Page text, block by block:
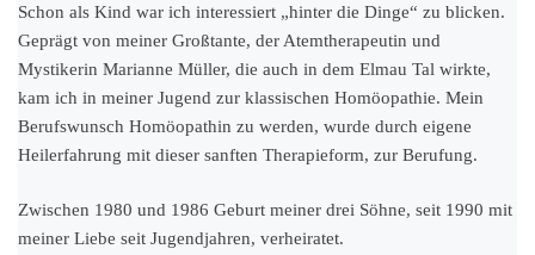
Schon als Kind war ich interessiert „hinter die Dinge“ zu blicken.
Geprägt von meiner Großtante, der Atemtherapeutin und
Mystikerin Marianne Müller, die auch in dem Elmau Tal wirkte,
kam ich in meiner Jugend zur klassischen Homöopathie. Mein
Berufswunsch Homöopathin zu werden, wurde durch eigene
Heilerfahrung mit dieser sanften Therapieform, zur Berufung.
Zwischen 1980 und 1986 Geburt meiner drei Söhne, seit 1990 mit
meiner Liebe seit Jugendjahren, verheiratet.